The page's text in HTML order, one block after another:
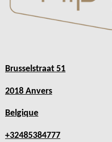
Brusselstraat 51
2018 Anvers
Belgique
+32485384777